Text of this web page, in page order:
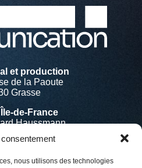
nous utilisons des technologies
et production
de la Paoute
Grasse
de-France
Haussmann
Paris